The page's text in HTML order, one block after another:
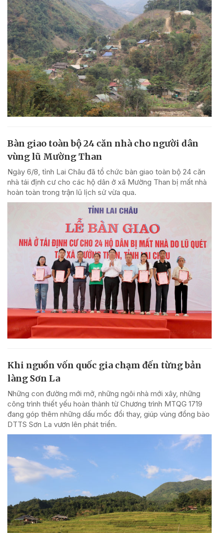
Bàn giao toàn bộ 24 căn nhà cho người dân
vùng lũ Mường Than
Ngày 6/8, tỉnh Lai Châu đã tổ chức bàn giao toàn bộ 24 căn
nhà tái định cư cho các hộ dân ở xã Mường Than bị mất nhà
hoàn toàn trong trận lũ lịch sử vừa qua.
Khi nguồn vốn quốc gia chạm đến từng bản
làng Sơn La
Những con đường mới mở, những ngôi nhà mới xây, những
công trình thiết yếu hoàn thành từ Chương trình MTQG 1719
đang góp thêm những dấu mốc đổi thay, giúp vùng đồng bào
DTTS Sơn La vươn lên phát triển.